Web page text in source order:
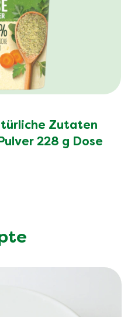
Zutaten
228 g Dose